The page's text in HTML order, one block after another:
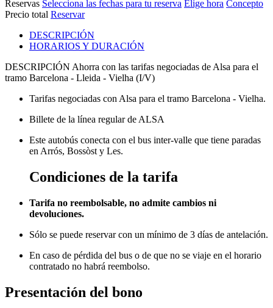
Reservas Selecciona las fechas para tu reserva Elige hora Concepto
Precio total Reservar
DESCRIPCIÓN
HORARIOS Y DURACIÓN
DESCRIPCIÓN Ahorra con las tarifas negociadas de Alsa para el
tramo Barcelona - Lleida - Vielha (I/V)
Tarifas negociadas con Alsa para el tramo Barcelona - Vielha.
Billete de la línea regular de ALSA
Este autobús conecta con el bus inter-valle que tiene paradas
en Arrós, Bossòst y Les.
Condiciones de la tarifa
Tarifa no reembolsable, no admite cambios ni
devoluciones.
Sólo se puede reservar con un mínimo de 3 días de antelación.
En caso de pérdida del bus o de que no se viaje en el horario
contratado no habrá reembolso.
Presentación del bono